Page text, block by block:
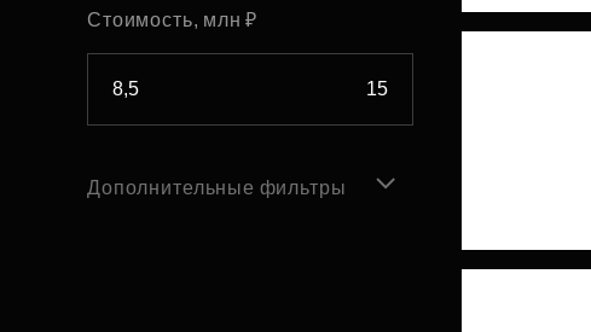
Стоимость, млн ₽
Дополнительные фильтры